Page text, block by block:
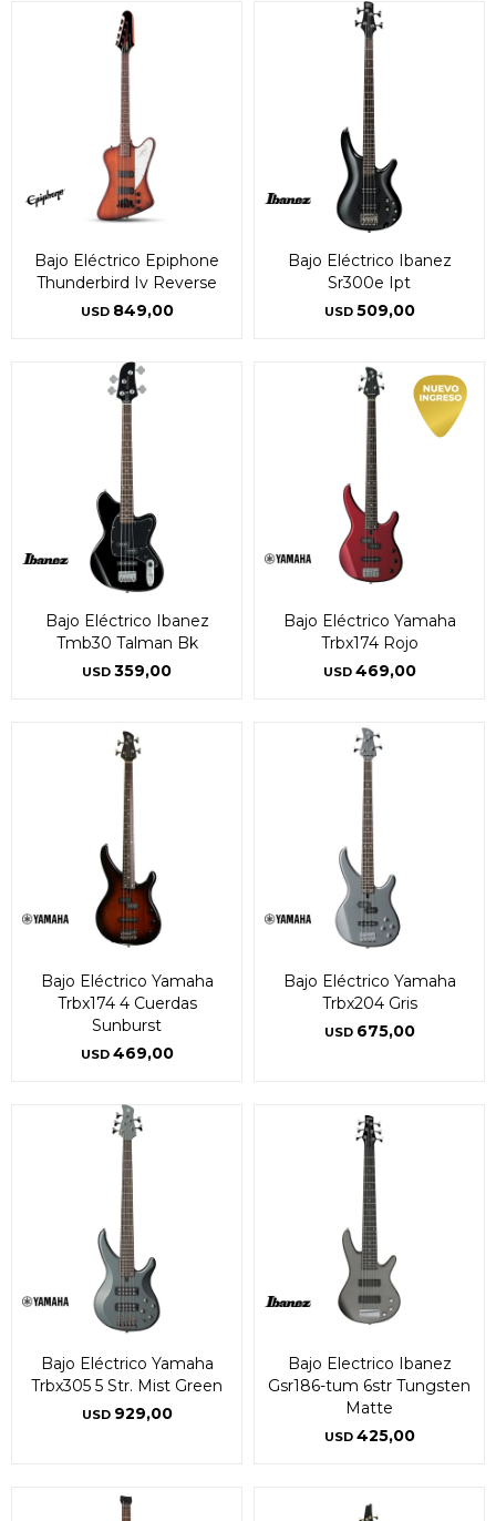
Bajo Eléctrico Epiphone
Thunderbird Iv Reverse
USD 849,00
Bajo Eléctrico Ibanez
Sr300e Ipt
USD 509,00
Bajo Eléctrico Ibanez
Tmb30 Talman Bk
USD 359,00
Bajo Eléctrico Yamaha
Trbx174 Rojo
USD 469,00
Bajo Eléctrico Yamaha
Trbx174 4 Cuerdas
Sunburst
USD 469,00
Bajo Eléctrico Yamaha
Trbx204 Gris
USD 675,00
Bajo Eléctrico Yamaha
Trbx305 5 Str. Mist Green
USD 929,00
Bajo Electrico Ibanez
Gsr186-tum 6str Tungsten
Matte
USD 425,00